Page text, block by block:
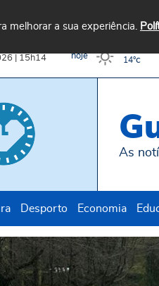
melhorar a sua experiência.
Municipal
| 15h14 hoje 14°c
As
Desporto Economia
monitorização